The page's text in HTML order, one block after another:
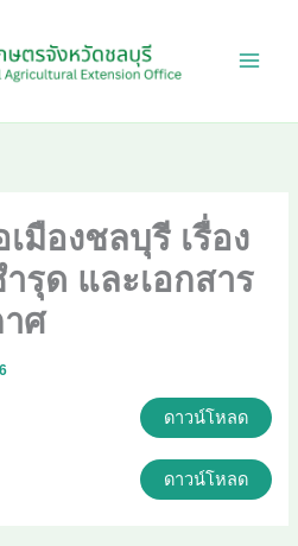
มืองชลบุรี เรื่อง
รุด และเอกสาร
ศ
ดาวน์โหลด
ดาวน์โหลด